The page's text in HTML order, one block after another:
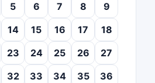
5 6 7 8
9
14 15 16 17
18
23 24 25 26
27
32 33 34 35
36